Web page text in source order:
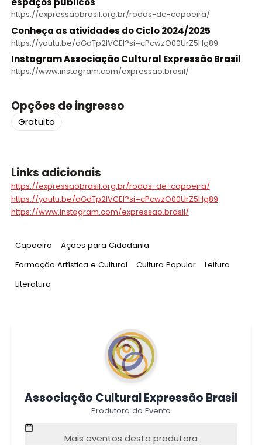
https://expressaobrasil.org.br/rodas-de-capoeira/
Conheça as atividades do Ciclo 2024/2025
https://youtu.be/aGdTp2IVCEI?si=cPcwzO00UrZ5Hg89
Instagram Associação Cultural Expressão Brasil
https://www.instagram.com/expressao.brasil/
Opções de ingresso
Gratuito
Links adicionais
https://expressaobrasil.org.br/rodas-de-capoeira/
https://youtu.be/aGdTp2IVCEI?si=cPcwzO00UrZ5Hg89
https://www.instagram.com/expressao.brasil/
Tag:
Capoeira Tag:
Ações para Cidadania
Tag:
Formação Artística e Cultural Tag:
Cultura Popular Tag:
Leitura
Tag:
Literatura
Associação Cultural Expressão Brasil
Produtora do Evento
Mais eventos desta produtora